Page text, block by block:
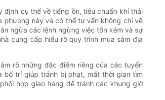
cụ thể về tiếng ồn, tiêu chuẩn khí thải
phương này và có thể tư vấn không chỉ về
ngừa các lệnh ngừng việc tốn kém và sự
cung cấp hiểu rõ quy trình mua sắm địa
rõ những đặc điểm riêng của các tuyến
bố trí giúp tránh bị phạt, mất thời gian tìm
hợp giao hàng để tránh các khung giờ